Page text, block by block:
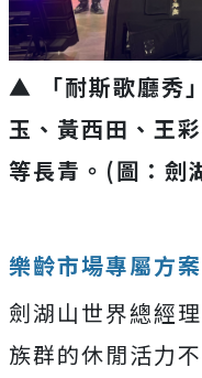
▲ 「耐斯歌廳秀
玉、黃西田、王
等長青。(圖：劍
樂齡市場專屬方案
劍湖山世界總經
族群的休閒活力